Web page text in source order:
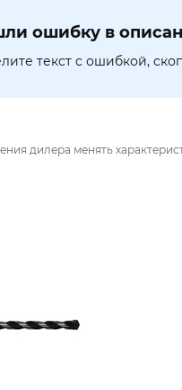
ошибку в
текст с ошибкой,
дилера менять